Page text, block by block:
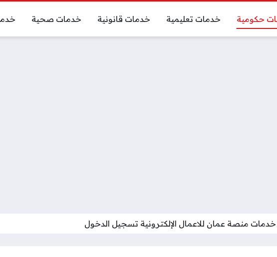
حكومية خدمات تعليمية خدمات قانونية خدمات صحية
خدمات منصة عمان للاعمال الإلكترونية تسجيل الدخول